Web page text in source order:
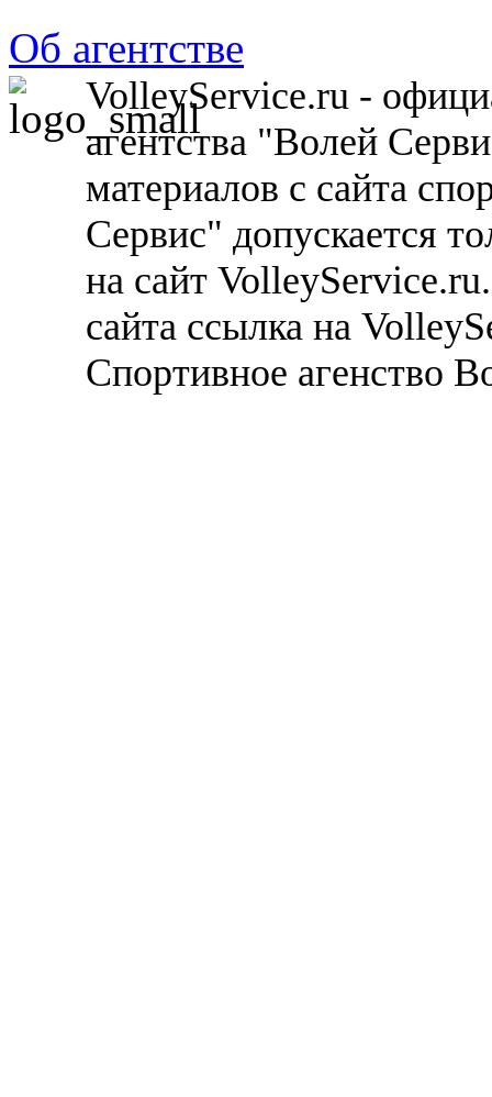
Об агентстве
VolleyService.ru -
агентства "Волей
материалов с сайта
Сервис" допускается
на сайт
сайта ссылка на
Спортивное агенство